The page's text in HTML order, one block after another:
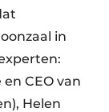
in
CEO van
Helen